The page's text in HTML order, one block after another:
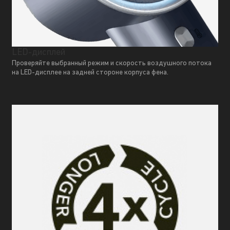
Проверяйте выбранный режим и скорость воздушного потока
на LED-дисплее на задней стороне корпуса фена.